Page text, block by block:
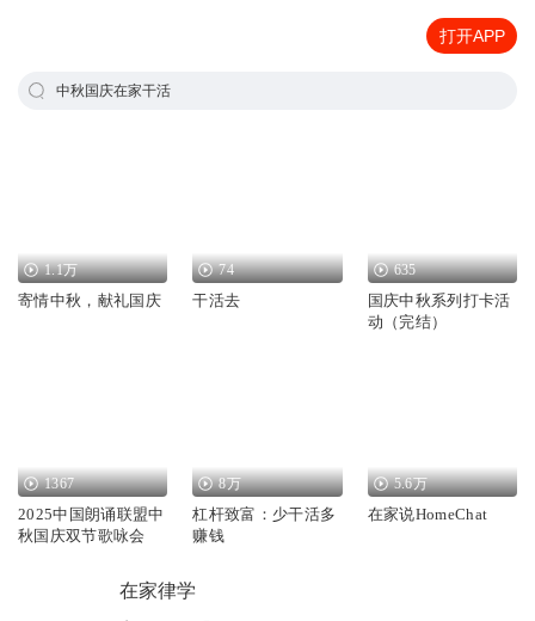
打开APP
中秋国庆在家干活
1.1万
寄情中秋，献礼国庆
74
干活去
635
国庆中秋系列打卡活
动（完结）
1367
2025中国朗诵联盟中
秋国庆双节歌咏会
8万
杠杆致富：少干活多
赚钱
5.6万
在家说HomeChat
在家律学